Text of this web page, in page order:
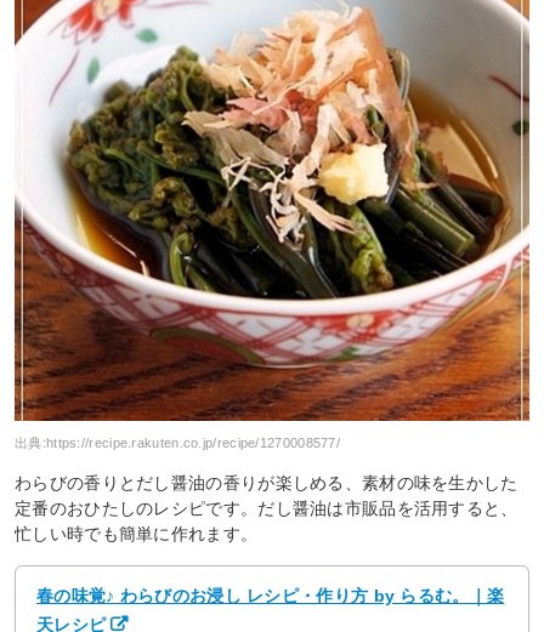
出典:https://recipe.rakuten.co.jp/recipe/1270008577/
わらびの香りとだし醤油の香りが楽しめる、素材の味を生かした
定番のおひたしのレシピです。だし醤油は市販品を活用すると、
忙しい時でも簡単に作れます。
春の味覚♪ わらびのお浸し レシピ・作り方 by らるむ。｜楽
天レシピ